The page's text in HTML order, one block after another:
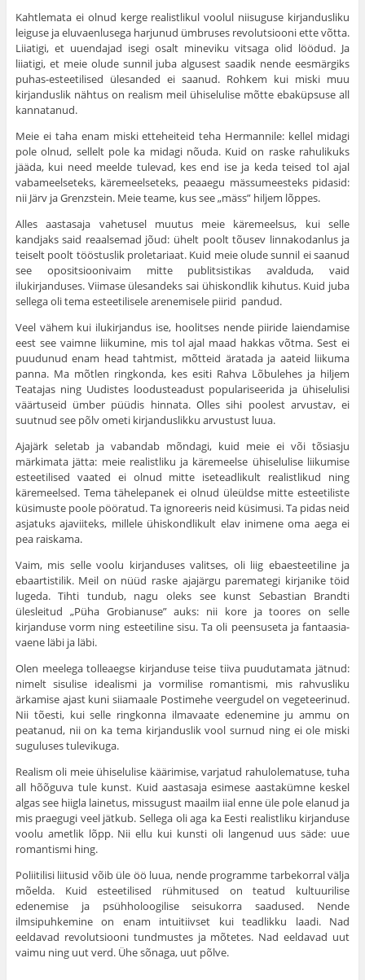
Kahtlemata ei olnud kerge realistlikul voolul niisuguse kirjandusliku
leiguse ja eluvaenlusega harjunud ümbruses revolutsiooni ette võtta.
Liiatigi, et uuendajad isegi osalt mineviku vitsaga olid löödud. Ja
liiatigi, et meie olude sunnil juba algusest saadik nende eesmärgiks
puhas-esteetilised ülesanded ei saanud. Rohkem kui miski muu
kirjanduslik nähtus on realism meil ühiselulise mõtte ebaküpsuse all
kannatanud.
Meie ei taha enam miski etteheiteid teha Hermannile: kellel midagi
pole olnud, sellelt pole ka midagi nõuda. Kuid on raske rahulikuks
jääda, kui need meelde tulevad, kes end ise ja keda teised tol ajal
vabameelseteks, käremeelseteks, peaaegu mässumeesteks pidasid:
nii Järv ja Grenzstein. Meie teame, kus see „mäss” hiljem lõppes.
Alles aastasaja vahetusel muutus meie käremeelsus, kui selle
kandjaks said reaalsemad jõud: ühelt poolt tõusev linnakodanlus ja
teiselt poolt tööstuslik proletariaat. Kuid meie olude sunnil ei saanud
see opositsioonivaim mitte publitsis­tikas avalduda, vaid
ilukirjanduses. Viimase üles­andeks sai ühiskondlik kihutus. Kuid juba
sellega oli tema esteetilisele arenemisele piirid pandud.
Veel vähem kui ilukirjandus ise, hoolitses nende piiride laiendamise
eest see vaimne liiku­mine, mis tol ajal maad hakkas võtma. Sest ei
puudunud enam head tahtmist, mõtteid äratada ja aateid liikuma
panna. Ma mõtlen ringkonda, kes esiti Rahva Lõbulehes ja hiljem
Teatajas ning Uudistes loodusteadust populariseerida ja ühiselulisi
väärtuseid ümber püüdis hinnata. Olles sihi poolest arvustav, ei
suutnud see põlv ometi kirjanduslikku arvustust luua.
Ajajärk seletab ja vabandab mõndagi, kuid meie ei või tõsiasju
märkimata jätta: meie realist­liku ja käremeelse ühiselulise liikumise
esteetilised vaated ei olnud mitte iseteadlikult realistlikud ning
käremeelsed. Tema tähelepanek ei olnud üleüldse mitte esteetiliste
küsimuste poole pööratud. Ta ignoreeris neid küsimusi. Ta pidas neid
asja­tuks ajaviiteks, millele ühiskondlikult elav inimene oma aega ei
pea raiskama.
Vaim, mis selle voolu kirjanduses valitses, oli liig ebaesteetiline ja
ebaartistilik. Meil on nüüd raske ajajärgu paremategi kirjanike töid
lugeda. Tihti tundub, nagu oleks see kunst Sebastian Brandti
ülesleitud „Püha Grobianuse” auks: nii kore ja toores on selle
kirjanduse vorm ning esteetiline sisu. Ta oli peensuseta ja fantaasia­
vaene läbi ja läbi.
Olen meelega tolleaegse kirjanduse teise tiiva puudutamata jätnud:
nimelt sisulise idealismi ja vormilise romantismi, mis rahvusliku
ärkamise ajast kuni siiamaale Postimehe veergudel on vegeteerinud.
Nii tõesti, kui selle ringkonna ilmavaate edenemine ju ammu on
peatanud, nii on ka tema kirjanduslik vool surnud ning ei ole miski
suguluses tulevikuga.
Realism oli meie ühiselulise käärimise, varja­tud rahulolematuse, tuha
all hõõguva tule kunst. Kuid aastasaja esimese aastakümne keskel
algas see hiigla lainetus, missugust maailm iial enne üle pole elanud ja
mis praegugi veel jätkub. Sellega oli aga ka Eesti realistliku kirjanduse
voolu ametlik lõpp. Nii ellu kui kunsti oli lange­nud uus säde: uue
romantismi hing.
Poliitilisi liitusid võib üle öö luua, nende programme tarbekorral välja
mõelda. Kuid estee­tilised rühmitused on teatud kultuurilise
edenemise ja psühholoogilise seisukorra saadused. Nende
ilmsipuhkemine on enam intuitiivset kui teadlikku laadi. Nad
eeldavad revolutsiooni tundmustes ja mõtetes. Nad eeldavad uut
vaimu ning uut verd. Ühe sõnaga, uut põlve.